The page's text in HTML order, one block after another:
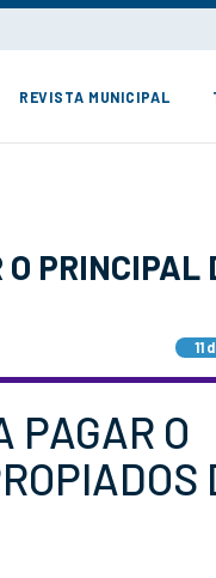
REVISTA MUNICIPAL
O PRINCIPAL
11
PAGAR O